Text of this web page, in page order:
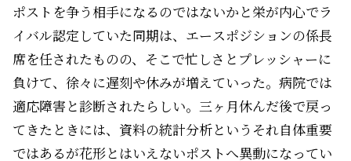
ポストを争う相手になるのではないかと栄が内心でラ
イバル認定していた同期は、エースポジションの係長
席を任されたものの、そこで忙しさとプレッシャーに
負けて、徐々に遅刻や休みが増えていった。病院では
適応障害と診断されたらしい。三ヶ月休んだ後で戻っ
てきたときには、資料の統計分析というそれ自体重要
ではあるが花形とはいえないポストへ異動になってい